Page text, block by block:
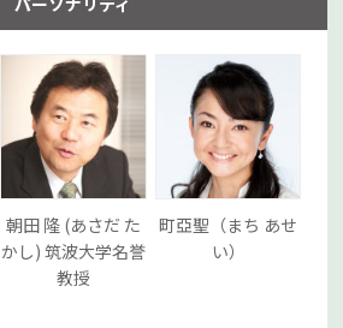
朝田 隆 (あさだ た
かし) 筑波大学名誉
教授
町亞聖（まち あせ
い）